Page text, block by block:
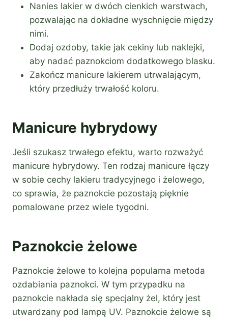
Nanies lakier w dwóch cienkich warstwach,
pozwalając na dokładne wyschnięcie między
nimi.
Dodaj ozdoby, takie jak cekiny lub naklejki,
aby nadać paznokciom dodatkowego blasku.
Zakończ manicure lakierem utrwalającym,
który przedłuży trwałość koloru.
Manicure hybrydowy
Jeśli szukasz trwałego efektu, warto rozważyć
manicure hybrydowy. Ten rodzaj manicure łączy
w sobie cechy lakieru tradycyjnego i żelowego,
co sprawia, że paznokcie pozostają pięknie
pomalowane przez wiele tygodni.
Paznokcie żelowe
Paznokcie żelowe to kolejna popularna metoda
ozdabiania paznokci. W tym przypadku na
paznokcie nakłada się specjalny żel, który jest
utwardzany pod lampą UV. Paznokcie żelowe są